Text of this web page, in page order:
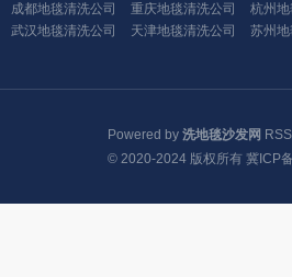
成都地毯清洗公司
重庆地毯清洗公司 杭州地
武汉地毯清洗公司
天津地毯清洗公司 苏州地
Powered by 洗地毯沙发网
© 2020-2024 版权所有 冀ICP